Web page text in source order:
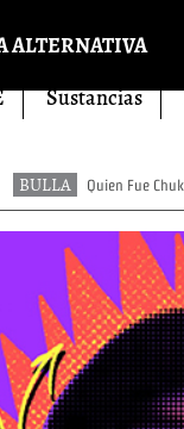
ALTERNATIVA
Sustancias
BULLA Quien Fue